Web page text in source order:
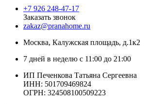
+7 926 248-47-17
Заказать звонок
zakaz@pranahome.ru
Москва, Калужская площадь, д.1к2
7 дней в неделю с 11:00 до 21:00
ИП Печенкова Татьяна Сергеевна
ИНН: 501709469824
ОГРН: 324508100509223